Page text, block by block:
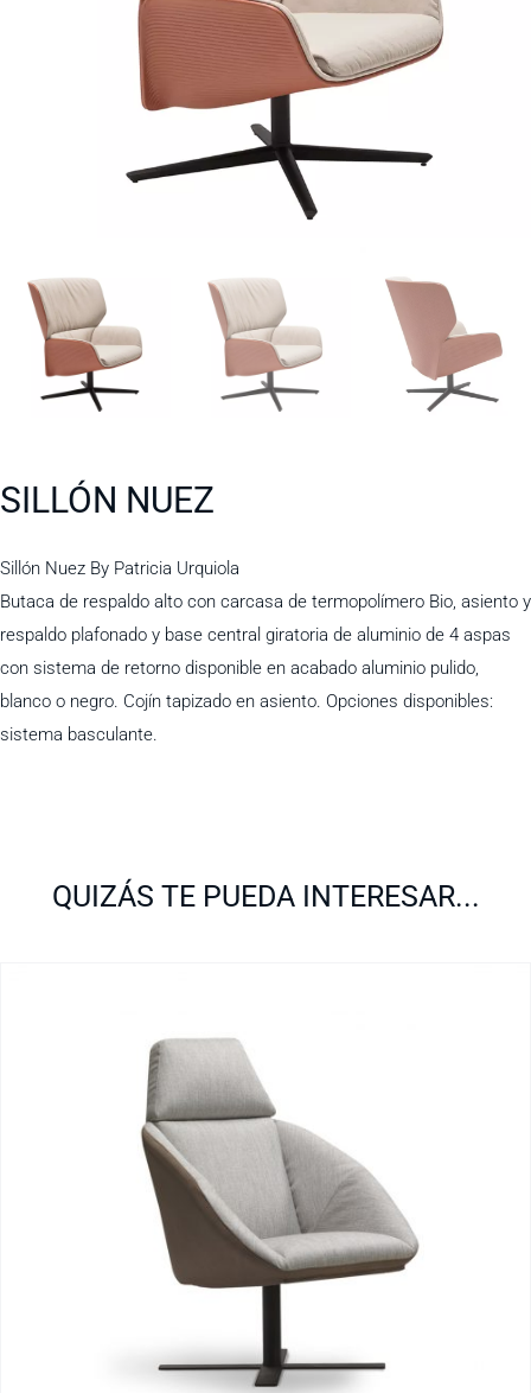
SILLÓN NUEZ
Sillón Nuez By Patricia Urquiola
Butaca de respaldo alto con carcasa de termopolímero Bio, asiento y
respaldo plafonado y base central giratoria de aluminio de 4 aspas
con sistema de retorno disponible en acabado aluminio pulido,
blanco o negro. Cojín tapizado en asiento. Opciones disponibles:
sistema basculante.
QUIZÁS TE PUEDA INTERESAR...
Butaca modelo Caimán